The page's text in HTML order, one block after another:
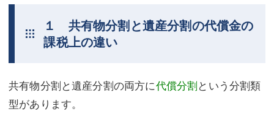
企業法務
労働問題（解雇，残業等）
交通事故
労働問題（解雇，残業等）
刑事弁護
不動産登記
１ 共有物分割と遺産分割の代償金の
課税上の違い
共有物分割と遺産分割の両方に代償分割という分割類
型があります。